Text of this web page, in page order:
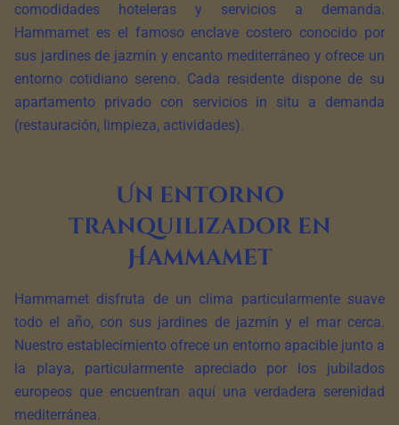
comodidades hoteleras y servicios a demanda.
Hammamet es el famoso enclave costero conocido por
sus jardines de jazmín y encanto mediterráneo y ofrece un
entorno cotidiano sereno. Cada residente dispone de su
apartamento privado con servicios in situ a demanda
(restauración, limpieza, actividades).
Un entorno
tranquilizador en
Hammamet
Hammamet disfruta de un clima particularmente suave
todo el año, con sus jardines de jazmín y el mar cerca.
Nuestro establecimiento ofrece un entorno apacible junto a
la playa, particularmente apreciado por los jubilados
europeos que encuentran aquí una verdadera serenidad
mediterránea.